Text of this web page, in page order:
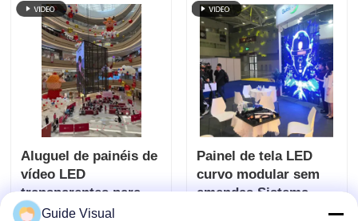
Aluguel de painéis de
vídeo LED
transparentes para
exibição de
Painel de tela LED
curvo modular sem
emendas Sistema
Guide Visual